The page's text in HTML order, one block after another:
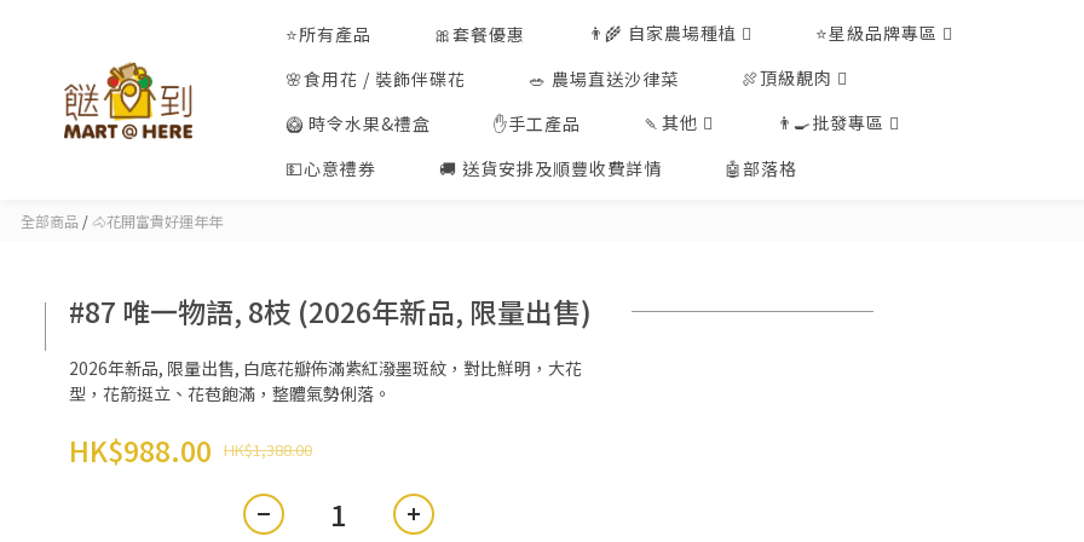
⭐所有產品 🎀套餐優惠 👨‍🌾 自家農場種植
⭐星級品牌專區
🌸食用花 / 裝飾伴碟花
🥗 農場直送沙律菜
🍖頂級靚肉
🥝 時令水果&禮盒
✋手工產品 🍡其他
👨‍🍳批發專區
💵心意禮券
🚚 送貨安排及順豐收費詳情 🤖部落格
全部商品 / 🐴花開富貴好運年年
#87 唯一物語, 8枝 (2026年新品, 限量出售)
2026年新品, 限量出售, 白底花瓣佈滿紫紅潑墨斑紋，對比鮮明，大花
型，花箭挺立、花苞飽滿，整體氣勢俐落。
HK$1,388.00
HK$988.00